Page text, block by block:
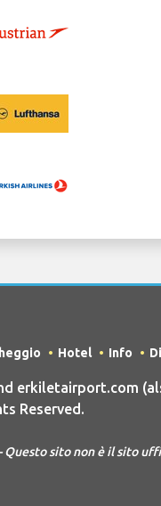
Hotel Info
erkiletairport.com
Reserved.
- Questo sito non è il sito